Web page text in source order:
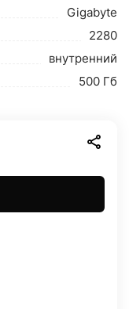
Gigabyte
2280
внутренний
500 Гб